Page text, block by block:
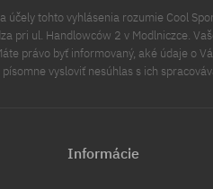
účely tohto vyhlásenia rozumie Cool
pri ul. Handlowców 2 v Modlniczce.
právo byť informovaný, aké údaje o
vysloviť nesúhlas s ich
Informácie